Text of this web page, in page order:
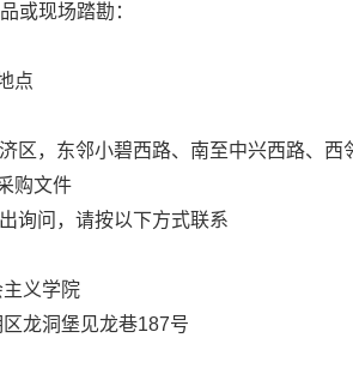
或现场踏勘：
点
区，东邻小碧西路、南至中兴西路、西
购文件
询问，请按以下方式联系
义学院
龙洞堡见龙巷187号